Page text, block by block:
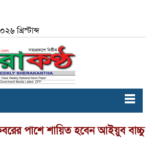
খ্রিস্টাব্দ
কবরের পাশে শায়িত হবেন আইয়ুব বাচ্চু